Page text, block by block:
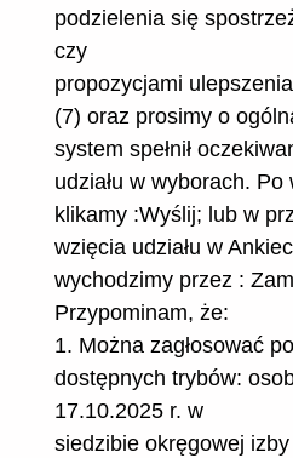
podzielenia się
czy
propozycjami
(7) oraz prosimy o
system spełnił
udziału w wyborach. Po
klikamy :Wyślij; lub w
wzięcia udziału w
wychodzimy przez :
Przypominam, że:
1. Można zagłosować
dostępnych trybów:
17.10.2025 r. w
siedzibie okręgowej